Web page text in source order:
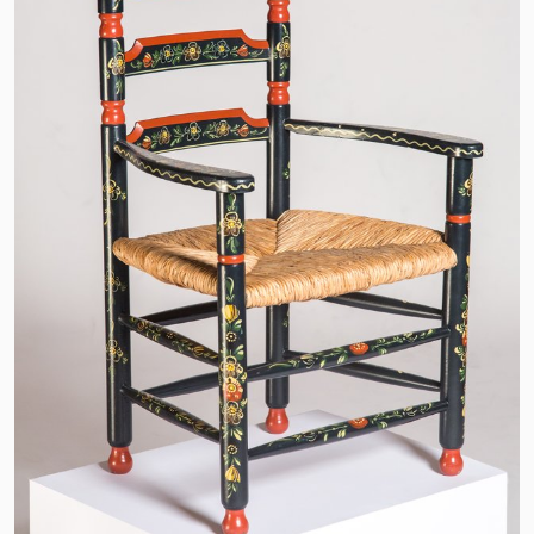
UIT DE KONINKLIJKE
VERZAMELINGEN
HINDELOOPER SLEE
VAN WILLEM-
ALEXANDER